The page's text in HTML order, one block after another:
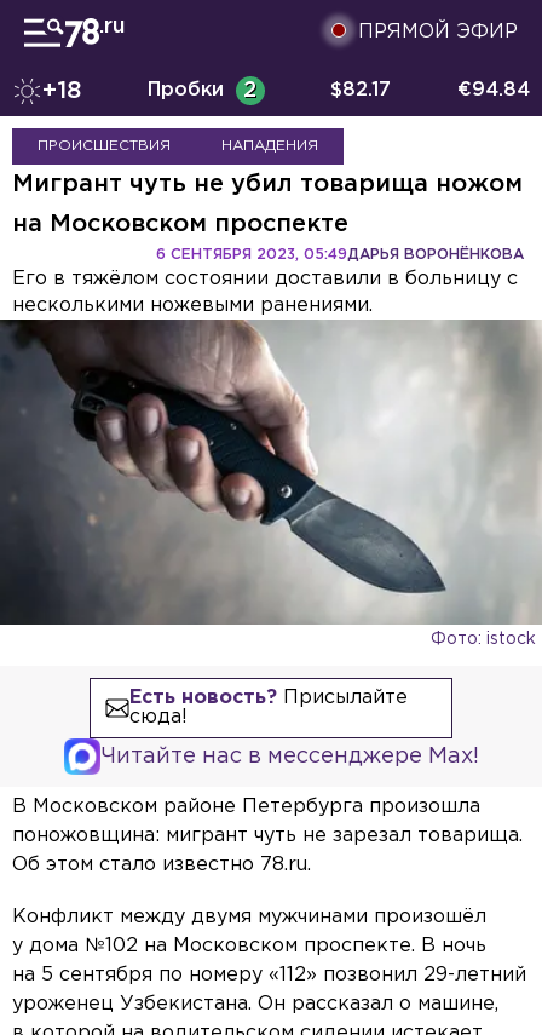
ПРЯМОЙ ЭФИР
+18 Пробки 2 $82.17 €94.84
ПРОИСШЕСТВИЯ НАПАДЕНИЯ
Мигрант чуть не убил товарища ножом
на Московском проспекте
ДАРЬЯ ВОРОНЁНКОВА
6 СЕНТЯБРЯ 2023, 05:49
Его в тяжёлом состоянии доставили в больницу с
несколькими ножевыми ранениями.
Фото: istock
Есть новость?Присылайте
сюда!
Читайте нас в мессенджере Max!
В Московском районе Петербурга произошла
поножовщина: мигрант чуть не зарезал товарища.
Об этом стало известно 78.ru.
Конфликт между двумя мужчинами произошёл
у дома №102 на Московском проспекте. В ночь
на 5 сентября по номеру «112» позвонил 29-летний
уроженец Узбекистана. Он рассказал о машине,